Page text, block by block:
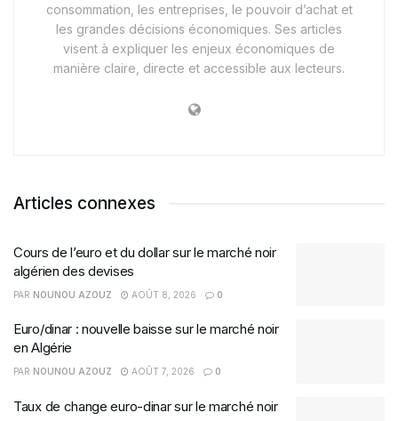
consommation, les entreprises, le pouvoir d’achat et
les grandes décisions économiques. Ses articles
visent à expliquer les enjeux économiques de
manière claire, directe et accessible aux lecteurs.
Articles connexes
Cours de l’euro et du dollar sur le marché noir
algérien des devises
PAR NOUNOU AZOUZ AOÛT 8, 2026 0
Euro/dinar : nouvelle baisse sur le marché noir
en Algérie
PAR NOUNOU AZOUZ AOÛT 7, 2026 0
Taux de change euro-dinar sur le marché noir